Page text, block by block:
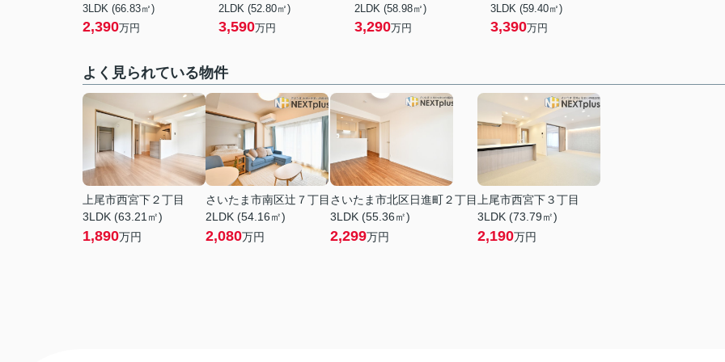
3LDK (66.83㎡)
2,390万円
2LDK (52.80㎡)
3,590万円
2LDK (58.98㎡)
3,290万円
3LDK (59.40㎡)
3,390万円
よく見られている物件
上尾市西宮下２丁目
3LDK (63.21㎡)
1,890万円
さいたま市南区辻７丁目
2LDK (54.16㎡)
2,080万円
さいたま市北区日進町２丁目
3LDK (55.36㎡)
2,299万円
上尾市西宮下３丁目
3LDK (73.79㎡)
2,190万円